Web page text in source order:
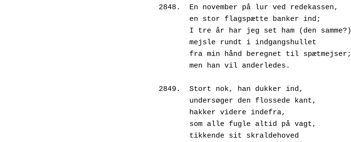
2848.  En november på lur ved redekassen,
       en stor flagspætte banker ind;
       I tre år har jeg set ham (den samme?)
       mejsle rundt i indgangshullet
       fra min hånd beregnet til spætmejser;
       men han vil anderledes.
2849.  Stort nok, han dukker ind,
       undersøger den flossede kant,
       hakker videre indefra,
       som alle fugle altid på vagt,
       tikkende sit skraldehoved